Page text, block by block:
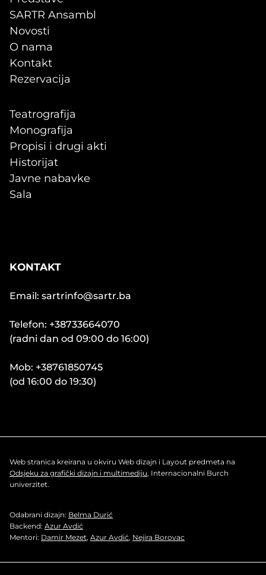
SARTR Ansambl
Novosti
O nama
Kontakt
Rezervacija
Teatrografija
Monografija
Propisi i drugi akti
Historijat
Javne nabavke
Sala
KONTAKT
Email: sartrinfo@sartr.ba
Telefon: +38733664070
(radni dan od 09:00 do 16:00)
Mob: +38761850745
(od 16:00 do 19:30)
Web stranica kreirana u okviru Web dizajn i Layout predmeta na
Odsjeku za grafički dizajn i multimediju, Internacionalni Burch
univerzitet.
Odabrani dizajn: Belma Durić
Backend: Azur Avdić
Mentori: Damir Mezet, Azur Avdić, Nejira Borovac